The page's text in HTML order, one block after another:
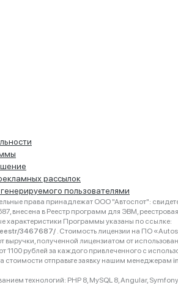
рассылок
пользователями
права принадлежат ООО "Автоспот":
внесена в Реестр программ для ЭВМ,
характеристики Программы указаны по ссылке:
3467687/ . Стоимость лицензии на ПО
выручки, полученной лицензиатом от
1100 рублей за каждого привлеченного с
стоимости отправьте заявку нашим менеджерам
технологий: PHP 8, MySQL 8, Angular,